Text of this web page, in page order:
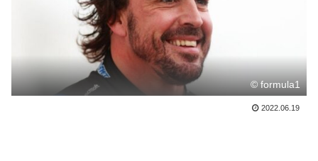
© formula1
2022.06.19